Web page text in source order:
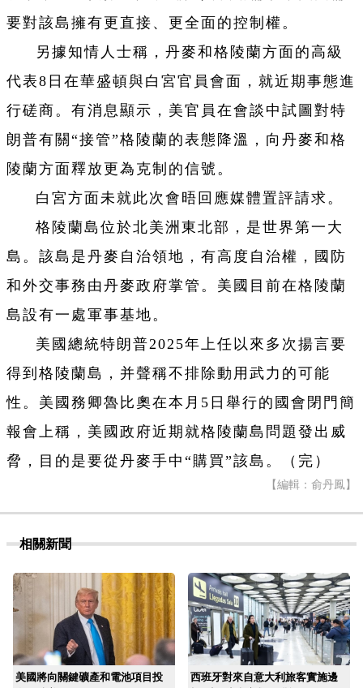
要對該島擁有更直接、更全面的控制權。
另據知情人士稱，丹麥和格陵蘭方面的高級
代表8日在華盛頓與白宮官員會面，就近期事態進
行磋商。有消息顯示，美官員在會談中試圖對特
朗普有關“接管”格陵蘭的表態降溫，向丹麥和格
陵蘭方面釋放更為克制的信號。
白宮方面未就此次會晤回應媒體置評請求。
格陵蘭島位於北美洲東北部，是世界第一大
島。該島是丹麥自治領地，有高度自治權，國防
和外交事務由丹麥政府掌管。美國目前在格陵蘭
島設有一處軍事基地。
美國總統特朗普2025年上任以來多次揚言要
得到格陵蘭島，并聲稱不排除動用武力的可能
性。美國務卿魯比奧在本月5日舉行的國會閉門簡
報會上稱，美國政府近期就格陵蘭島問題發出威
脅，目的是要從丹麥手中“購買”該島。（完）
【編輯：俞丹鳳】
相關新聞
美國將向關鍵礦產和電池項目投
西班牙對來自意大利旅客實施邊